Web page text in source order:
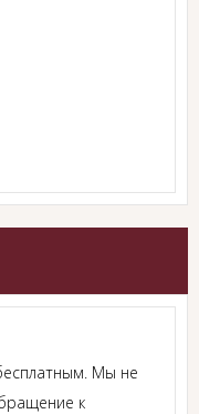
Мы не
к